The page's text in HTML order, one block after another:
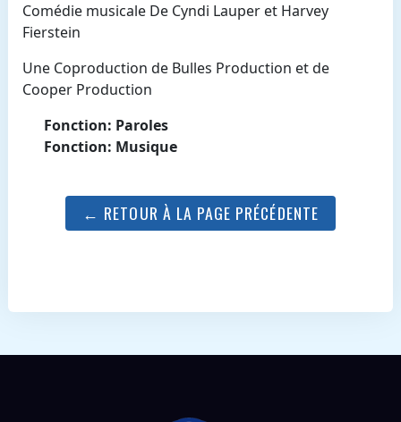
Comédie musicale De Cyndi Lauper et Harvey
Fierstein
Une Coproduction de Bulles Production et de
Cooper Production
Fonction: Paroles
Fonction: Musique
← RETOUR À LA PAGE PRÉCÉDENTE